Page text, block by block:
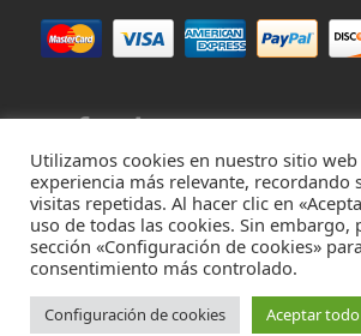
Contacta con nosotros en hola@virivee.es
Utilizamos cookies en nuestro sitio
experiencia más relevante, recordando
visitas repetidas. Al hacer clic en
uso de todas las cookies. Sin embargo,
sección «Configuración de cookies»
consentimiento más controlado.
Configuración de cookies Aceptar todo